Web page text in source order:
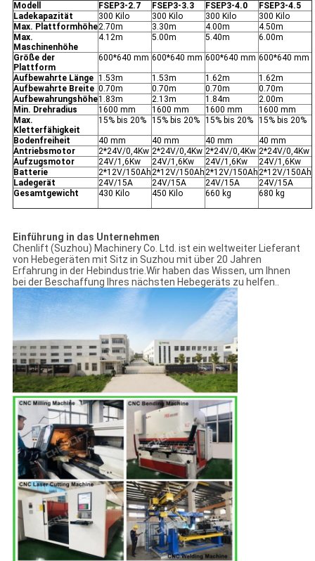
Modell FSEP3-2.7 FSEP3-3.3 FSEP3-4.0
FSEP3-4.5
Ladekapazität
300 Kilo 300 Kilo 300 Kilo
300 Kilo
Max. Plattformhöhe2.70m 3.30m 4.00m
4.50m
Max.
Maschinenhöhe
4.12m 5.00m 5.40m 6.00m
Größe der
Plattform
600*640 mm 600*640 mm 600*640 mm 600*640 mm
Aufbewahrte Länge 1.53m 1.53m 1.62m
1.62m
Aufbewahrte Breite 0.70m 0.70m 0.70m
0.70m
Aufbewahrungshöhe1.83m 2.13m 1.84m
2.00m
Min. Drehradius
1600 mm 1600 mm 1600 mm
1600 mm
Max.
Kletterfähigkeit
15% bis 20% 15% bis 20% 15% bis 20% 15% bis 20%
Bodenfreiheit 40 mm 40 mm 40 mm
40 mm
Antriebsmotor
2*24V/0,4Kw 2*24V/0,4Kw 2*24V/0,4Kw 2*24V/0,4Kw
Aufzugsmotor
24V/1,6Kw 24V/1,6Kw 24V/1,6Kw
24V/1,6Kw
Batterie
2*12V/150Ah2*12V/150Ah2*12V/150Ah2*12V/150Ah
Ladegerät
24V/15A 24V/15A 24V/15A
24V/15A
Gesamtgewicht
430 Kilo 450 Kilo 660 kg 680 kg
Einführung in das Unternehmen
Chenlift (Suzhou) Machinery Co. Ltd. ist ein weltweiter Lieferant
von Hebegeräten mit Sitz in Suzhou mit über 20 Jahren
Erfahrung in der Hebindustrie.Wir haben das Wissen, um Ihnen
bei der Beschaffung Ihres nächsten Hebegeräts zu helfen..